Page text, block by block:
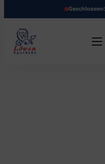
Geschlossen